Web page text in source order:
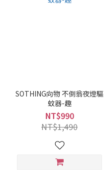
SOTHING向物 不倒翁夜燈驅
蚊器-趣
NT$990
NT$1,490